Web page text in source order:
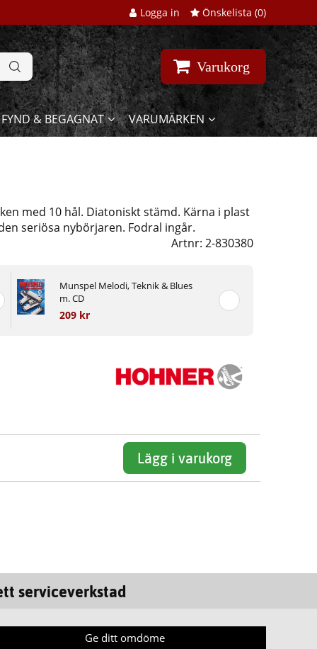
Logga in Önskelista (0)
Varukorg
FYND & BEGAGNAT VARUMÄRKEN
med 10 hål. Diatoniskt stämd. Kärna i plast
seriösa nybörjaren. Fodral ingår.
Artnr: 2-830380
Munspel Melodi, Teknik & Blues
m. CD
209 kr
Lägg i varukorg
serviceverkstad
Ge ditt omdöme